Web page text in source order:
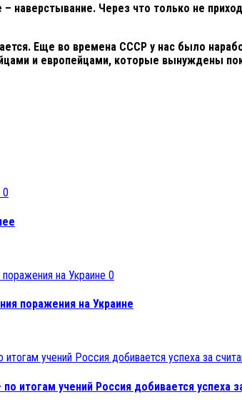
наверстывание. Через что только не
Еще во времена СССР у нас было
и европейцами, которые вынуждены
0
0
поражения на Украине
итогам учений Россия добивается успеха